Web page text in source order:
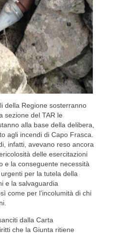
della Regione sosterranno
sezione del TAR le
alla base della delibera,
agli incendi di Capo Frasca.
infatti, avevano reso ancora
delle esercitazioni
e la conseguente necessità
per la tutela della
e la salvaguardia
come per l’incolumità di chi
dalla Carta
che la Giunta ritiene